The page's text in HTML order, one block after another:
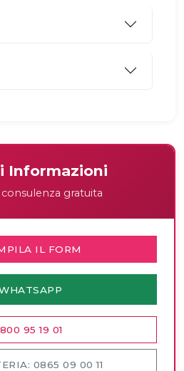
Informazioni
consulenza gratuita
IL FORM
800 95 19 01
0865 09 00 11